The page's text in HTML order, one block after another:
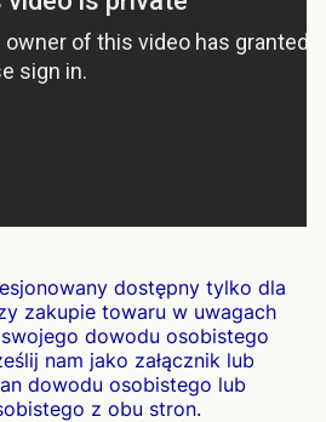
dostępny tylko dla
zakupie towaru w uwagach
dowodu osobistego
nam jako załącznik lub
dowodu osobistego lub
z obu stron.